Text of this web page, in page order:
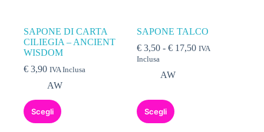
SAPONE DI CARTA
CILIEGIA – ANCIENT
WISDOM
€ 3,90 IVA Inclusa
AW
Scegli
SAPONE TALCO
€ 3,50 - € 17,50 IVA
Inclusa
AW
Scegli